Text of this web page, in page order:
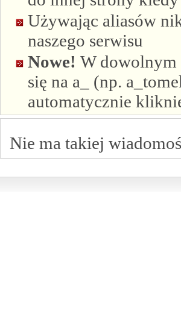
Używając aliasów
naszego serwisu
Nowe! W dowolnym
się na a_ (np.
automatycznie
Nie ma takiej